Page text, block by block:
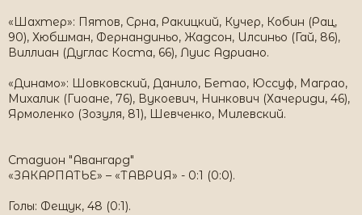
«Шахтер»: Пятов, Срна, Ракицкий, Кучер, Кобин (Рац,
90), Хюбшман, Фернандиньо, Жадсон, Илсиньо (Гай, 86),
Виллиан (Дуглас Коста, 66), Луис Адриано.
«Динамо»: Шовковский, Данило, Бетао, Юссуф, Маграо,
Михалик (Гиоане, 76), Вукоевич, Нинкович (Хачериди, 46),
Ярмоленко (Зозуля, 81), Шевченко, Милевский.
Стадион "Авангард"
«ЗАКАРПАТЬЕ» – «ТАВРИЯ» - 0:1 (0:0).
Голы: Фещук, 48 (0:1).